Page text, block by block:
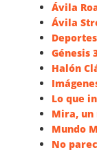
Ávila
Ávila
Génesis
Halón
Lo que
Mira, un
Mundo
No